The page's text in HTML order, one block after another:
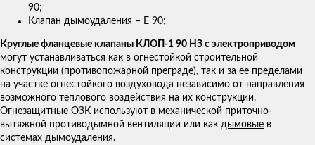
90;
Клапан дымоудаления – E 90;
Круглые фланцевые клапаны КЛОП-1 90 НЗ с электроприводом
могут устанавливаться как в огнестойкой строительной
конструкции (противопожарной преграде), так и за ее пределами
на участке огнестойкого воздуховода независимо от направления
возможного теплового воздействия на их конструкции.
Огнезащитные ОЗК используют в механической приточно-
вытяжной противодымной вентиляции или как дымовые в
системах дымоудаления.